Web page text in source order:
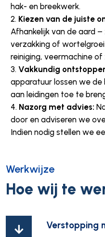
hak- en breekwerk.
Kiezen van de juiste
Afhankelijk van de aard
verzakking of
reiniging, veermachine of
Vakkundig
apparatuur lossen we
aan leidingen toe te
Nazorg met advies:
door en adviseren we
Indien nodig stellen we
Werkwijze
Hoe wij te
 Verstopping